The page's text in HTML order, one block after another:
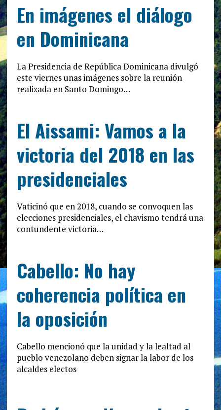
En imágenes el diálogo
en Dominicana
La Presidencia de República Dominicana divulgó
este viernes unas imágenes sobre la reunión
realizada en Santo Domingo…
El Aissami: Vamos a la
victoria del 2018 en las
presidenciales
Vaticinó que en 2018, cuando se convoquen las
elecciones presidenciales, el chavismo tendrá una
contundente victoria…
Cabello: No hay
coherencia política en
la oposición
Cabello mencionó que la unidad y la lealtad al
pueblo venezolano deben signar la labor de los
alcaldes electos